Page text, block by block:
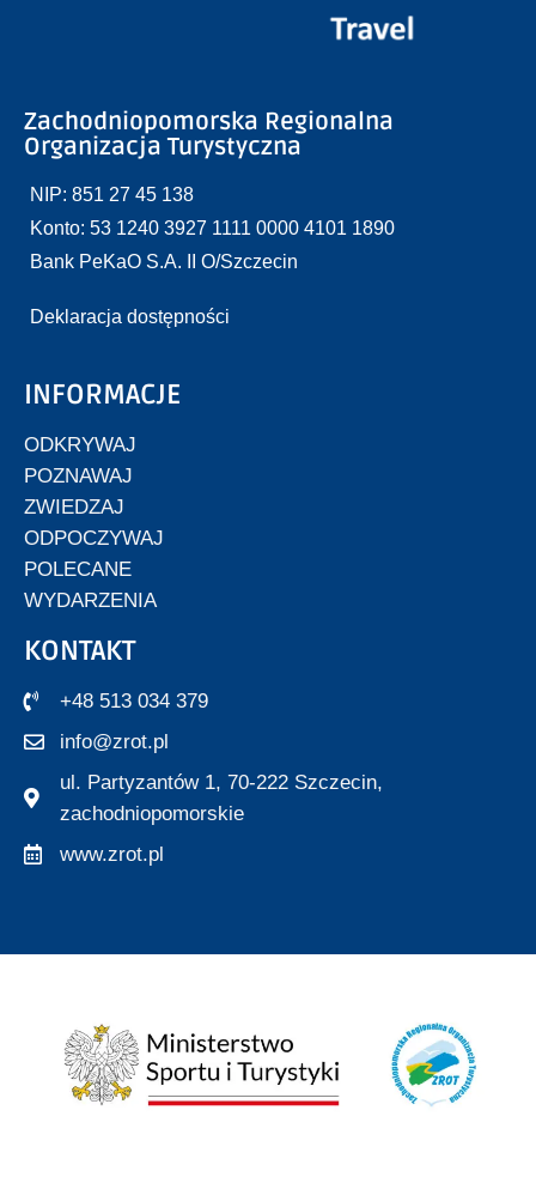
Zachodniopomorska Regionalna
Organizacja Turystyczna
NIP: 851 27 45 138
Konto: 53 1240 3927 1111 0000 4101 1890
Bank PeKaO S.A. II O/Szczecin
Deklaracja dostępności
INFORMACJE
ODKRYWAJ
POZNAWAJ
ZWIEDZAJ
ODPOCZYWAJ
POLECANE
WYDARZENIA
KONTAKT
+48 513 034 379
info@zrot.pl
ul. Partyzantów 1, 70-222 Szczecin,
zachodniopomorskie
www.zrot.pl